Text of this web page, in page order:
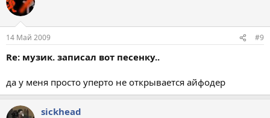
14 Май 2009 #9
Re: музик. записал вот песенку..
да у меня просто уперто не открывается айфодер
sickhead